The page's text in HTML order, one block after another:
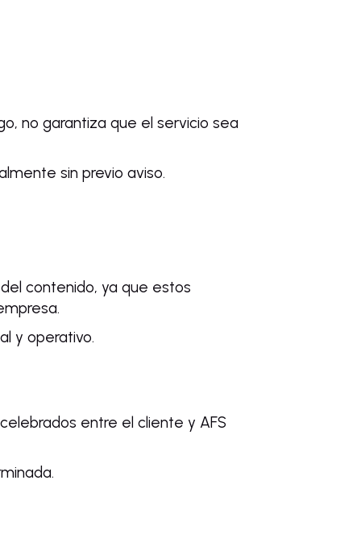
no garantiza que el servicio sea
sin previo aviso.
contenido, ya que estos
y operativo.
entre el cliente y AFS